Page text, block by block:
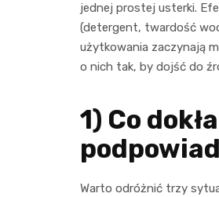
jednej prostej usterki.
(detergent, twardość
użytkowania zaczynają
o nich tak, by dojść do
1) Co
Warto odróżnić trzy